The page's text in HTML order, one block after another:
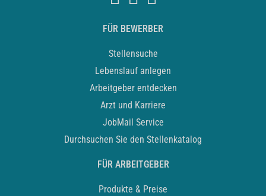
FÜR BEWERBER
Stellensuche
Lebenslauf anlegen
Arbeitgeber entdecken
Arzt und Karriere
JobMail Service
Durchsuchen Sie den Stellenkatalog
FÜR ARBEITGEBER
Produkte & Preise